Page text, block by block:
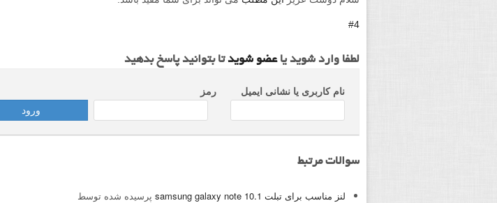
#4
لطفا وارد شوید یاعضو شویدتا بتوانید پاسخ بدهید
نام کاربری یا نشانی ایمیل رمز
سوالات مرتبط
لنز مناسب برای تبلت samsung galaxy note 10.1
پرسیده شده توسط